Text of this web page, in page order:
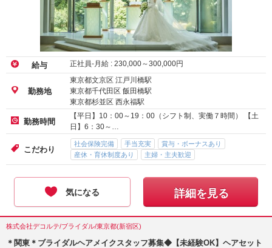
給与 正社員-月給 : 230,000～300,000円
勤務地
東京都文京区 江戸川橋駅
東京都千代田区 飯田橋駅
東京都杉並区 西永福駅
勤務時間
【平日】10：00～19：00（シフト制、実働７時間） 【土
日】6：30～…
こだわり
社会保険完備 手当充実
賞与・ボーナスあり
産休・育休制度あり
主婦・主夫歓迎
気になる 詳細を見る
株式会社デコルテ/ブライダル/東京都(新宿区)
＊関東＊ブライダルヘアメイクスタッフ募集◆【未経験OK】ヘアセット